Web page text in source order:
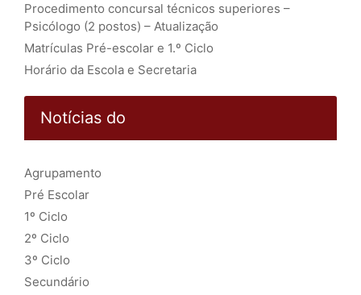
Procedimento concursal técnicos superiores –
Psicólogo (2 postos) – Atualização
Matrículas Pré-escolar e 1.º Ciclo
Horário da Escola e Secretaria
Notícias do
Agrupamento
Pré Escolar
1º Ciclo
2º Ciclo
3º Ciclo
Secundário